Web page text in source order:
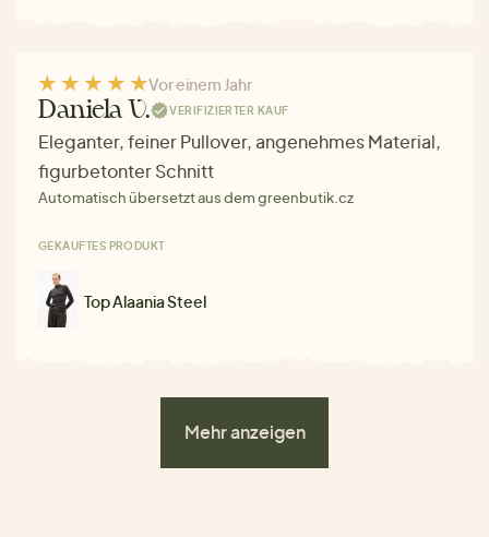
Vor einem Jahr
Daniela V. VERIFIZIERTER KAUF
Eleganter, feiner Pullover, angenehmes Material,
figurbetonter Schnitt
Automatisch übersetzt aus dem greenbutik.cz
GEKAUFTES PRODUKT
Top Alaania Steel
Mehr anzeigen